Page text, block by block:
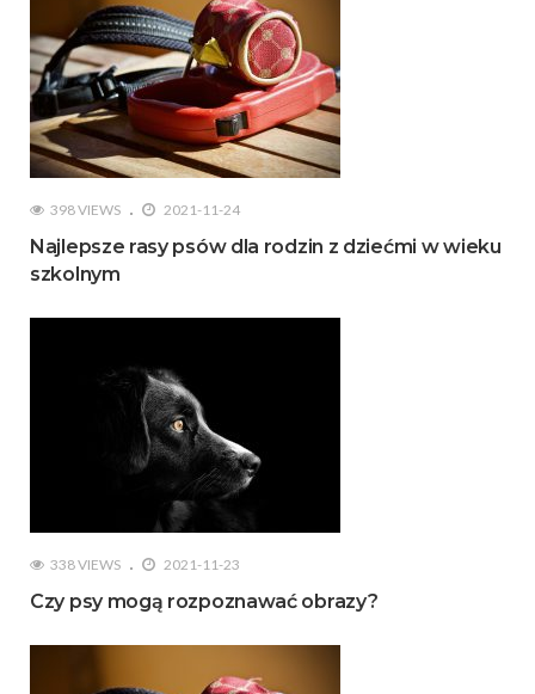
398 VIEWS 2021-11-24
Najlepsze rasy psów dla rodzin z dziećmi w wieku
szkolnym
338 VIEWS 2021-11-23
Czy psy mogą rozpoznawać obrazy?